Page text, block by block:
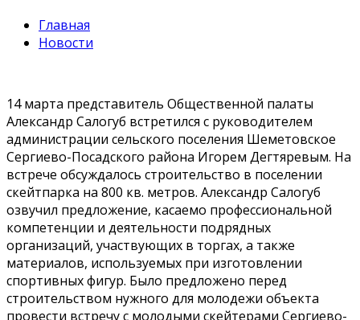
Главная
Новости
14 марта представитель Общественной палаты
Александр Салогуб встретился с руководителем
администрации сельского поселения Шеметовское
Сергиево-Посадского района Игорем Дегтяревым. На
встрече обсуждалось строительство в поселении
скейтпарка на 800 кв. метров. Александр Салогуб
озвучил предложение, касаемо профессиональной
компетенции и деятельности подрядных
организаций, участвующих в торгах, а также
материалов, используемых при изготовлении
спортивных фигур. Было предложено перед
строительством нужного для молодежи объекта
провести встречу с молодыми скейтерами Сергиево-